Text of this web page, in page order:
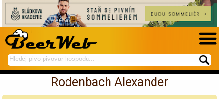
hledej
na
spustí
hledání
Rodenbach Alexander